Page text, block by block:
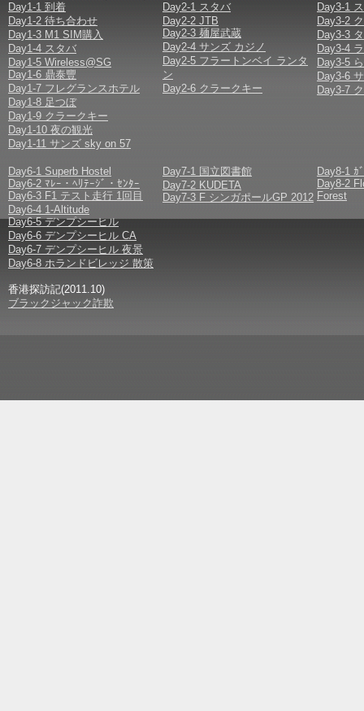
Day1-1 到着
Day1-2 待ち合わせ
Day1-3 M1 SIM購入
Day1-4 スタバ
Day1-5 Wireless@SG
Day1-6 鼎泰豐
Day1-7 フレグランスホテル
Day1-8 足つぼ
Day1-9 クラークキー
Day1-10 夜の観光
Day1-11 サンズ sky on 57
Day2-1 スタバ
Day2-2 JTB
Day2-3 麺屋武蔵
Day2-4 サンズ カジノ
Day2-5 フラートンベイ ランタ
ン
Day2-6 クラークキー
Day3-1
Day3-2
Day3-3
Day3-4
Day3-5
Day3-6
Day3-7
Day6-1 Superb Hostel
Day6-2 ﾏﾚｰ・ﾍﾘﾃｰｼﾞ・ｾﾝﾀｰ
Day6-3 F1 テスト走行 1回目
Day6-4 1-Altitude
Day6-5 デンプシーヒル
Day6-6 デンプシーヒル CA
Day6-7 デンプシーヒル 夜景
Day6-8 ホランドビレッジ 散策
Day7-1 国立図書館
Day7-2 KUDETA
Day7-3 F シンガポールGP 2012
Day8-1 ｶ
Day8-2
Forest
香港探訪記(2011.10)
ブラックジャック詐欺